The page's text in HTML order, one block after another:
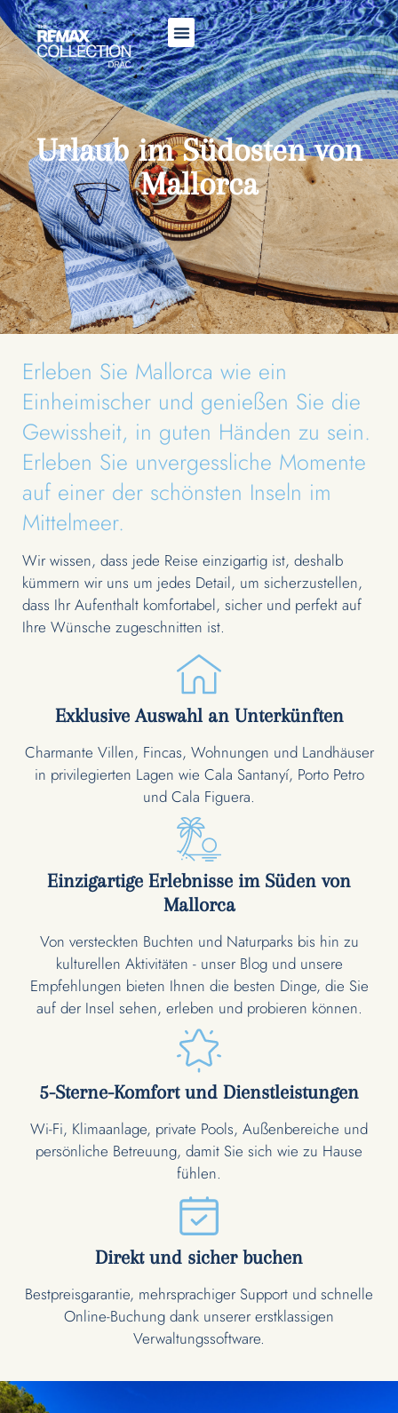
Urlaub im Südosten von
Mallorca
Erleben Sie Mallorca wie ein
Einheimischer und genießen Sie die
Gewissheit, in guten Händen zu sein.
Erleben Sie unvergessliche Momente
auf einer der schönsten Inseln im
Mittelmeer.
Wir wissen, dass jede Reise einzigartig ist, deshalb
kümmern wir uns um jedes Detail, um sicherzustellen,
dass Ihr Aufenthalt komfortabel, sicher und perfekt auf
Ihre Wünsche zugeschnitten ist.
Exklusive Auswahl an Unterkünften
Charmante Villen, Fincas, Wohnungen und Landhäuser
in privilegierten Lagen wie Cala Santanyí, Porto Petro
und Cala Figuera.
Einzigartige Erlebnisse im Süden von
Mallorca
Von versteckten Buchten und Naturparks bis hin zu
kulturellen Aktivitäten - unser Blog und unsere
Empfehlungen bieten Ihnen die besten Dinge, die Sie
auf der Insel sehen, erleben und probieren können.
5-Sterne-Komfort und Dienstleistungen
Wi-Fi, Klimaanlage, private Pools, Außenbereiche und
persönliche Betreuung, damit Sie sich wie zu Hause
fühlen.
Direkt und sicher buchen
Bestpreisgarantie, mehrsprachiger Support und schnelle
Online-Buchung dank unserer erstklassigen
Verwaltungssoftware.